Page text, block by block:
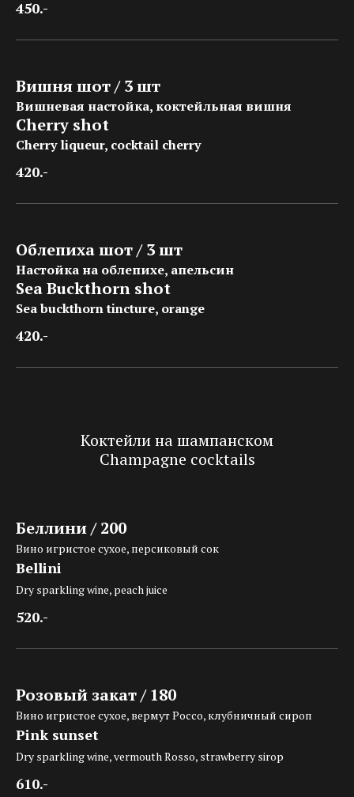
450.-
Вишня шот / 3 шт
Вишневая настойка, коктейльная вишня
Cherry shot
Cherry liqueur, cocktail cherry
420.-
Облепиха шот / 3 шт
Настойка на облепихе, апельсин
Sea Buckthorn shot
Sea buckthorn tincture, orange
420.-
Коктейли на шампанском
Champagne cocktails
Беллини / 200
Вино игристое сухое, персиковый сок
Bellini
Dry sparkling wine, peach juice
520.-
Розовый закат / 180
Вино игристое сухое, вермут Россо, клубничный сироп
Pink sunset
Dry sparkling wine, vermouth Rosso, strawberry sirop
610.-